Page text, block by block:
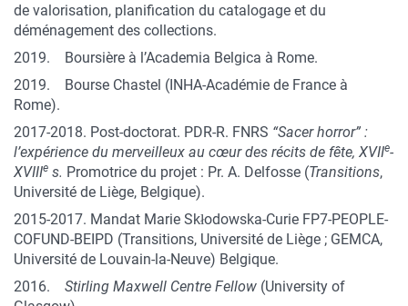
de valorisation, planification du catalogage et du
déménagement des collections.
2019. Boursière à l’Academia Belgica à Rome.
2019. Bourse Chastel (INHA-Académie de France à
Rome).
2017-2018. Post-doctorat. PDR-R. FNRS “Sacer horror” :
l’expérience du merveilleux au cœur des récits de fête, XVIIe-
XVIIIe s. Promotrice du projet : Pr. A. Delfosse (Transitions,
Université de Liège, Belgique).
2015-2017. Mandat Marie Skłodowska-Curie FP7-PEOPLE-
COFUND-BEIPD (Transitions, Université de Liège ; GEMCA,
Université de Louvain-la-Neuve) Belgique.
2016. Stirling Maxwell Centre Fellow (University of